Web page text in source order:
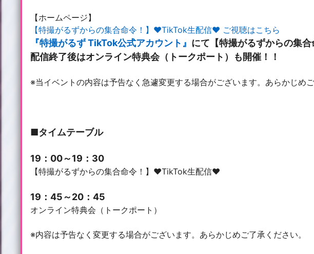
【ホームページ】
【特撮がるずからの集合命令！】♥TikTok生配信♥ ご視聴はこちら
『特撮がるず TikTok公式アカウント』 にて【特撮がるずからの集
配信終了後はオンライン特典会（トークポート）も開催！！
※当イベントの内容は予告なく急遽変更する場合がございます。あらかじめご
■タイムテーブル
19：00～19：30
【特撮がるずからの集合命令！】♥TikTok生配信♥
19：45～20：45
オンライン特典会（トークポート）
※内容は予告なく変更する場合がございます。あらかじめご了承ください。